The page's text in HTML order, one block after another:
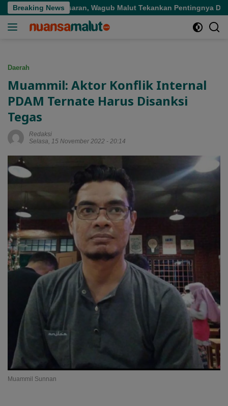
Langsung
ke
Breaking News
Tepat Sasaran, Wagub Malut Tekankan Pentingnya
Daerah
Muammil: Aktor Konflik Internal
PDAM Ternate Harus Disanksi
Tegas
Redaksi
Selasa, 15 November 2022 - 20:14
Muammil Sunnan